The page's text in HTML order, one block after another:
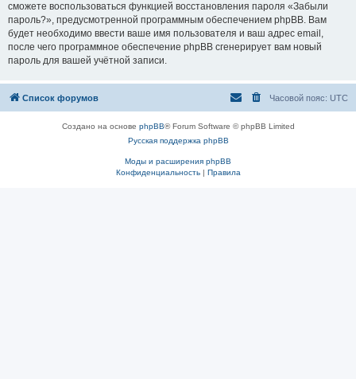
сможете воспользоваться функцией восстановления пароля «Забыли
пароль?», предусмотренной программным обеспечением phpBB. Вам
будет необходимо ввести ваше имя пользователя и ваш адрес email,
после чего программное обеспечение phpBB сгенерирует вам новый
пароль для вашей учётной записи.
Список форумов Часовой пояс: UTC
Создано на основе phpBB® Forum Software © phpBB Limited
Русская поддержка phpBB
Моды и расширения phpBB
Конфиденциальность| Правила